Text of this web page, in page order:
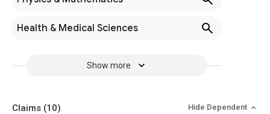
Health & Medical Sciences
Show more
Claims (10) Hide Dependent